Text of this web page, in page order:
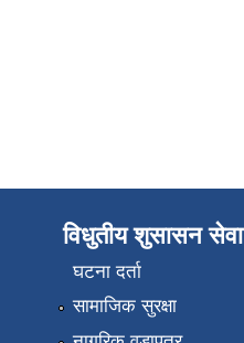
विधुतीय शुसासन सेवा
घटना दर्ता
सामाजिक सुरक्षा